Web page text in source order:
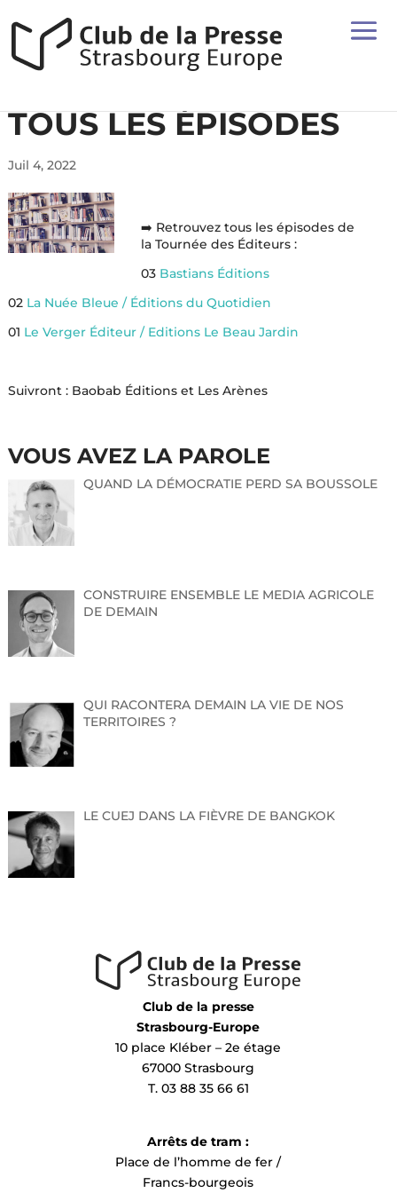
TOUS LES ÉPISODES
Juil 4, 2022
➡️ Retrouvez tous les épisodes de
la Tournée des Éditeurs :
03 Bastians Éditions
02 La Nuée Bleue / Éditions du Quotidien
01 Le Verger Éditeur / Editions Le Beau Jardin
Suivront : Baobab Éditions et Les Arènes
VOUS AVEZ LA PAROLE
QUAND LA DÉMOCRATIE PERD SA BOUSSOLE
CONSTRUIRE ENSEMBLE LE MEDIA AGRICOLE
DE DEMAIN
QUI RACONTERA DEMAIN LA VIE DE NOS
TERRITOIRES ?
LE CUEJ DANS LA FIÈVRE DE BANGKOK
Club de la presse
Strasbourg-Europe
10 place Kléber – 2e étage
67000 Strasbourg
T. 03 88 35 66 61
Arrêts de tram :
Place de l’homme de fer /
Francs-bourgeois